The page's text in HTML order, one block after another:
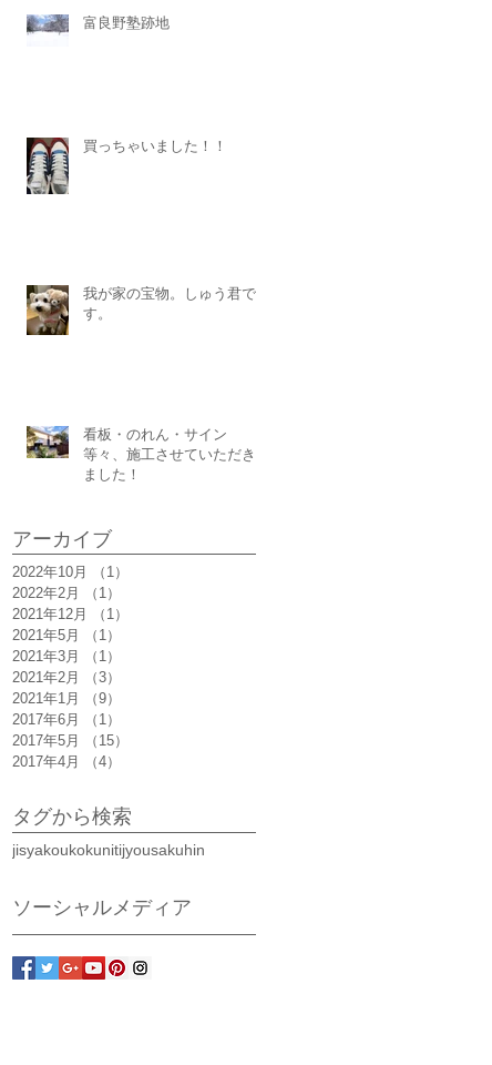
富良野塾跡地
買っちゃいました！！
我が家の宝物。しゅう君で
す。
看板・のれん・サイン
等々、施工させていただき
ました！
アーカイブ
2022年10月 （1）
2022年2月
（1）
2021年12月
（1）
2021年5月
（1）
2021年3月
（1）
2021年2月
（3）
2021年1月
（9）
2017年6月
（1）
2017年5月
（15）
2017年4月
（4）
タグから検索
jisyakoukokunitijyousakuhin
ソーシャルメディア